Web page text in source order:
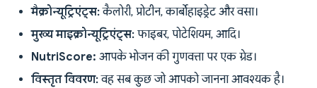
मैक्रोन्यूट्रिएंट्स:कैलोरी, प्रोटीन, कार्बोहाइड्रेट और वसा।
मुख्य माइक्रोन्यूट्रिएंट्स: फाइबर, पोटेशियम, आदि।
NutriScore: आपके भोजन की गुणवत्ता पर एक ग्रेड।
विस्तृत विवरण:वह सब कुछ जो आपको जानना आवश्यक है।